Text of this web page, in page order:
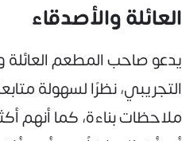
العائلة والأصدقاء
يدعو صاحب المطعم العائلة
التجريبي، نظرًا لسهولة
ملاحظات بناءة، كما أنهم